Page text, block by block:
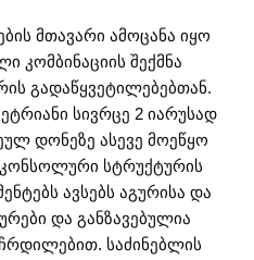
მთავარი ამოცანა იყო
კომბინაციის შექმნა
გადაწყვეტილებებთან.
სივრცე 2 იარუსად
დონეზე ასევე მოეწყო
სტრუქტურის
ავსებს აგურისა და
და განზავებულია
საძინებლის